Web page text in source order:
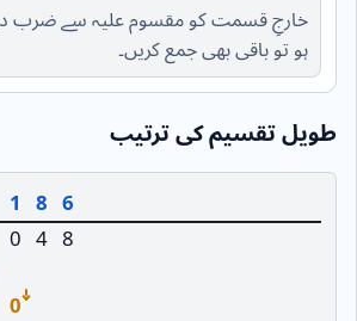
خارجِ قسمت کو مقسوم علیہ سے ضرب
ہو تو باقی بھی جمع کریں۔
طویل تقسیم کی ترتیب
1 8 6
0 4 8
0